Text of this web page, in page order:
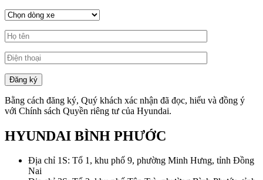
Bằng cách đăng ký, Quý khách xác nhận đã đọc, hiểu và đồng ý
với Chính sách Quyền riêng tư của Hyundai.
HYUNDAI BÌNH PHƯỚC
Địa chỉ 1S: Tổ 1, khu phố 9, phường Minh Hưng, tỉnh Đồng
Nai